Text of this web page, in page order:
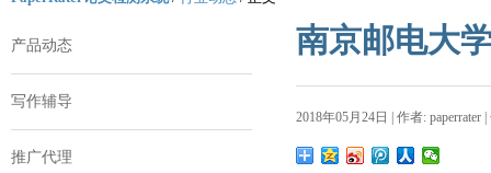
产品动态
写作辅导
推广代理
南京邮电大
2018年05月24日 | 作者: paperrater